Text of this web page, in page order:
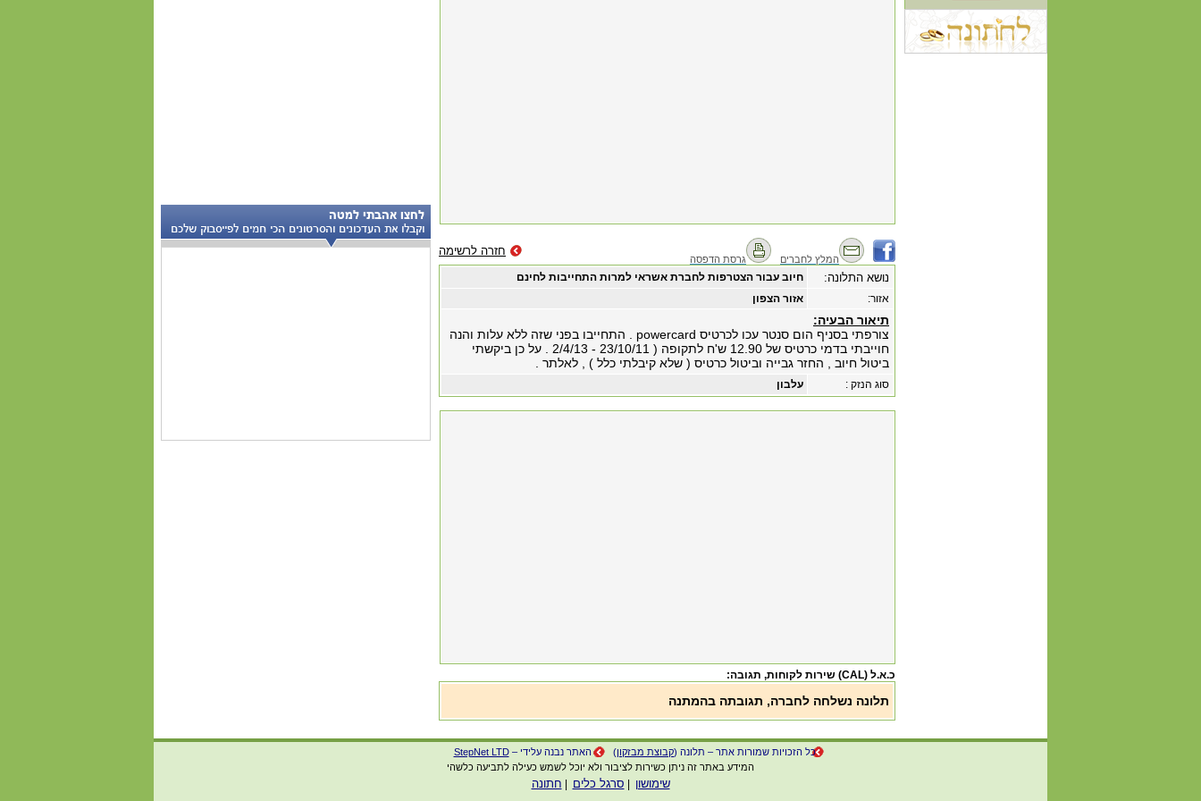
חזרה לרשימה
גרסת הדפסה המלץ לחברים
חיוב עבור הצטרפות לחברת אשראי למרות התחייבות לחינם נושא התלונה:
אזור הצפון אזור:
תיאור הבעיה:
צורפתי בסניף הום סנטר עכו לכרטיס powercard . התחייבו בפני שזה ללא עלות והנה
חוייבתי בדמי כרטיס של 12.90 ש'ח לתקופה ( 23/10/11 - 2/4/13 . על כן ביקשתי
ביטול חיוב , החזר גבייה וביטול כרטיס ( שלא קיבלתי כלל ) , לאלתר .
עלבון סוג הנזק :
כ.א.ל (CAL) שירות לקוחות , תגובה:
תלונה נשלחה לחברה, תגובתה בהמתנה
כל הזכויות שמורות אתר – תלונה (קבוצת מבזקון) האתר נבנה עלידי –StepNet LTD
המידע באתר זה ניתן כשירות לציבור ולא יוכל לשמש כעילה לתביעה כלשהי
שימושון סרגל כלים חתונה